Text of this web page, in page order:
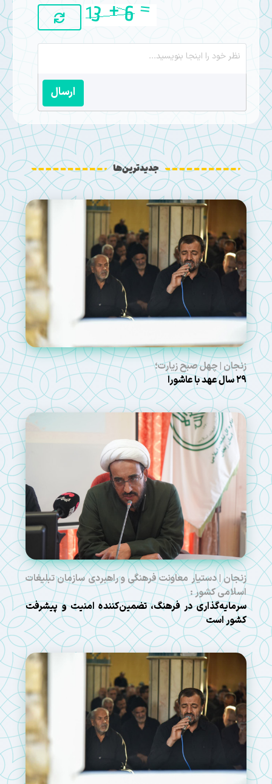
ارسال
جدیدترین‌ها
زنجان | چهل صبح زیارت؛
۲۹ سال عهد با عاشورا
زنجان | دستیار معاونت فرهنگی و راهبردی سازمان تبلیغات
اسلامی کشور :
سرمایه‌گذاری در فرهنگ، تضمین‌کننده امنیت و پیشرفت
کشور است